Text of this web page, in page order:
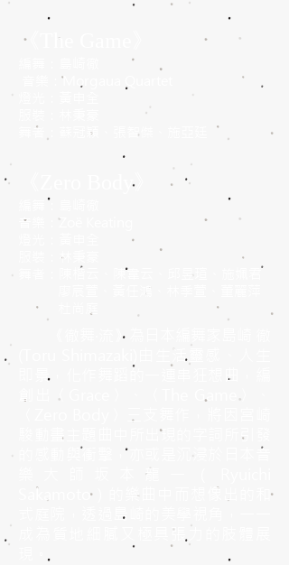
《The Game》
音樂：Ｍorgaua Quartet
舞者：蘇冠穎、張智傑、施亞廷
《Zero Body》
編舞：島崎徹
音樂：Zoë Keating
服裝：林秉豪
舞者：陳楷云、陳韋云、邱昱瑄、施姵君
廖宸萱、黃任鴻、林季萱、董麗萍
杜尚庭
《徹舞‧流》為日本編舞家島崎 徹
(Toru Shimazaki)由生活靈感、人生
即景，化作舞蹈的一連串狂想曲，編
創出〈Grace〉、〈The Game〉、
〈Zero Body〉三支舞作，將因宮崎
駿動畫主題曲中所出現的字詞所引發
的感動與衝擊，亦或是沉浸於日本音
樂大師坂本龍一（Ryuichi
Sakamoto）的樂曲中而想像出的和
式庭院，透過島崎的美學視角，一一
成為質地細膩又極具張力的肢體展
現。